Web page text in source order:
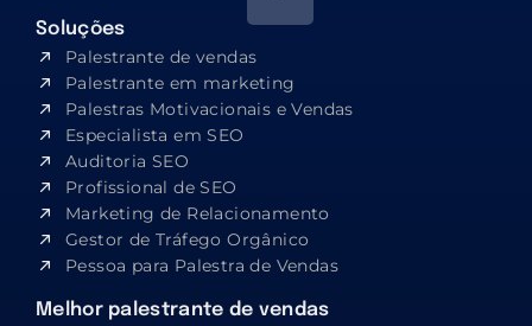
Soluções
Palestrante de vendas
Palestrante em marketing
Palestras Motivacionais e Vendas
Especialista em SEO​
Auditoria SEO
Profissional de SEO
Marketing de Relacionamento
Gestor de Tráfego Orgânico
Pessoa para Palestra de Vendas
Melhor palestrante de vendas